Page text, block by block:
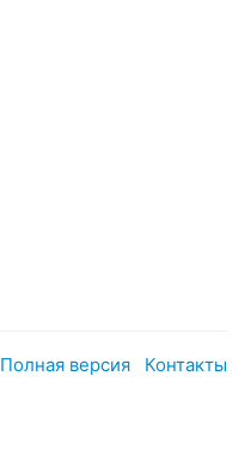
Полная версия Контакты